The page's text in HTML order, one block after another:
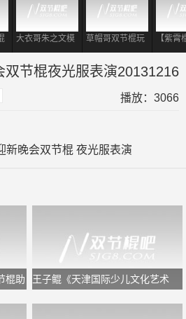
大衣哥朱之文模
仿李小龙 现场耍
起双节棍表演
草帽哥双节棍玩
出大侠风范
【紫霄
霄II：
双节棍夜光服表演20131216
播放：3066
新晚会双节棍 夜光服表演
棍助
王子鲲《天津国际少儿文化艺术